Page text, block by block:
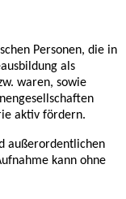
Personen, die in
als
waren, sowie
aktiv fördern.
außerordentlichen
kann ohne